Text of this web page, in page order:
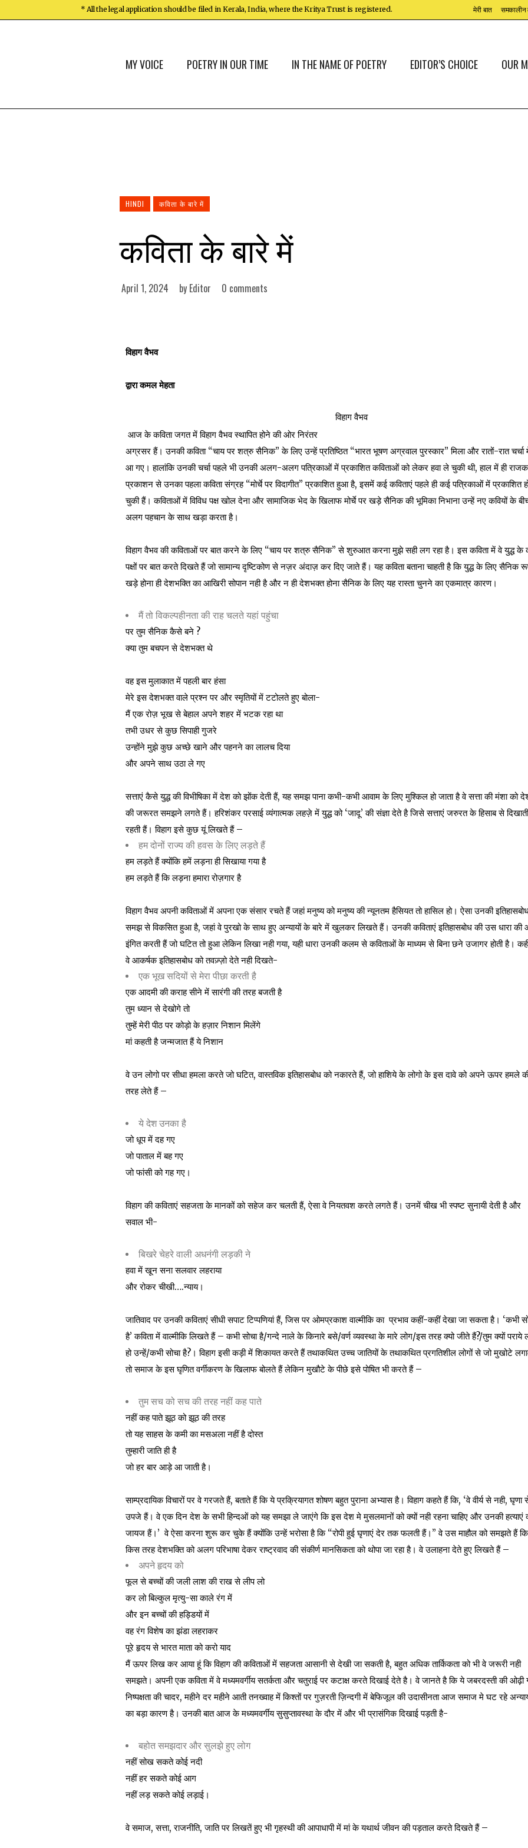
* All the legal application should be filed in Kerala, India, where the Kritya Trust is registered. मेरी बात समकालीन
MY VOICE POETRY IN OUR TIME IN THE NAME OF POETRY EDITOR’S CHOICE OUR
HINDI कविता के बारे में
कविता के बारे में
April 1, 2024 by Editor 0 comments
विहाग वैभव
द्वारा कमल मेहता
विहाग वैभव
आज के कविता जगत में विहाग वैभव स्थापित होने की ओर निरंतर
अग्रसर हैं। उनकी कविता “चाय पर शत्रु सैनिक” के लिए उन्हें प्रतिष्ठित “भारत भूषण अग्रवाल पुरस्कार” मिला और रातों-रात चर्चा
आ गए। हालांकि उनकी चर्चा पहले भी उनकी अलग-अलग पत्रिकाओं में प्रकाशित कविताओं को लेकर हवा ले चुकी थी, हाल में ही
प्रकाशन से उनका पहला कविता संग्रह “मोर्चे पर विदागीत” प्रकाशित हुआ है, इसमें कई कविताएं पहले ही कई पत्रिकाओं में प्रकाशित
चुकी हैं। कविताओं में विविध पक्ष खोल देना और सामाजिक भेद के खिलाफ मोर्चे पर खड़े सैनिक की भूमिका निभाना उन्हें नए कवियों के
अलग पहचान के साथ खड़ा करता है।
विहाग वैभव की कविताओं पर बात करने के लिए “चाय पर शत्रु सैनिक” से शुरुआत करना मुझे सही लग रहा है। इस कविता में वे युद्ध के
पक्षों पर बात करते दिखते हैं जो सामान्य दृष्टिकोण से नज़र अंदाज़ कर दिए जाते हैं। यह कविता बताना चाहती है कि युद्ध के लिए सैनिक
खड़े होना ही देशभक्ति का आखिरी सोपान नही है और न ही देशभक्त होना सैनिक के लिए यह रास्ता चुनने का एकमात्र कारण।
मैं तो विकल्पहीनता की राह चलते यहां पहुंचा
पर तुम सैनिक कैसे बने ?
क्या तुम बचपन से देशभक्त थे
वह इस मुलाकात में पहली बार हंसा
मेरे इस देशभक्त वाले प्रश्न पर और स्मृतियों में टटोलते हुए बोला-
मैं एक रोज़ भूख से बेहाल अपने शहर में भटक रहा था
तभी उधर से कुछ सिपाही गुजरे
उन्होंने मुझे कुछ अच्छे खाने और पहनने का लालच दिया
और अपने साथ उठा ले गए
सत्ताएं कैसे युद्ध की विभीषिका में देश को झोंक देती हैं, यह समझ पाना कभी-कभी आवाम के लिए मुश्किल हो जाता है वे सत्ता की मंशा को
की जरूरत समझने लगते हैं। हरिशंकर परसाई व्यंगात्मक लहज़े में युद्ध को ‘जादू’ की संज्ञा देते है जिसे सत्ताएं जरुरत के हिसाब से दिखाती
रहती हैं। विहाग इसे कुछ यूं लिखते हैं –
हम दोनों राज्य की हवस के लिए लड़ते हैं
हम लड़ते हैं क्योंकि हमें लड़ना ही सिखाया गया है
हम लड़ते हैं कि लड़ना हमारा रोज़गार है
विहाग वैभव अपनी कविताओं में अपना एक संसार रचते हैं जहां मनुष्य को मनुष्य की न्यूनतम हैसियत तो हासिल हो। ऐसा उनकी
समझ से विकसित हुआ है, जहां वे पुरखो के साथ हुए अन्यायों के बारे में खुलकर लिखते हैं। उनकी कविताएं इतिहासबोध की उस धारा की
इंगित करती हैं जो घटित तो हुआ लेकिन लिखा नही गया, यही धारा उनकी कलम से कविताओं के माध्यम से बिना छने उजागर होती है।
वे आकर्षक इतिहासबोध को तवज़्ज़ो देते नही दिखते-
एक भूख सदियों से मेरा पीछा करती है
एक आदमी की कराह सीने में सारंगी की तरह बजती है
तुम ध्यान से देखोगे तो
तुम्हें मेरी पीठ पर कोड़ो के हज़ार निशान मिलेंगे
मां कहती है जन्मजात हैं ये निशान
वे उन लोगो पर सीधा हमला करते जो घटित, वास्तविक इतिहासबोध को नकारते हैं, जो हाशिये के लोगो के इस दावे को अपने ऊपर हमले
तरह लेते हैं –
ये देश उनका है
जो धूप में दह गए
जो पाताल में बह गए
जो फांसी को गह गए।
विहाग की कविताएं सहजता के मानकों को सहेज कर चलती हैं, ऐसा वे नियतवश करते लगते हैं। उनमें चीख भी स्पष्ट सुनायी देती है और
सवाल भी-
बिखरे चेहरे वाली अधनंगी लड़की ने
हवा में खून सना सलवार लहराया
और रोकर चीखी….न्याय।
जातिवाद पर उनकी कविताएं सीधी सपाट टिप्पणियां हैं, जिस पर ओमप्रकाश वाल्मीकि का प्रभाव कहीं-कहीं देखा जा सकता है। ‘कभी
है’ कविता में वाल्मीकि लिखते हैं – कभी सोचा है/गन्दे नाले के किनारे बसे/वर्ण व्यवस्था के मारे लोग/इस तरह क्यो जीते हैं?/तुम क्यों पराये
हो उन्हें/कभी सोचा है?। विहाग इसी कड़ी में शिकायत करते हैं तथाकथित उच्च जातियों के तथाकथित प्रगतिशील लोगों से जो मुखोटे
तो समाज के इस घृणित वर्गीकरण के खिलाफ बोलते हैं लेकिन मुखौटे के पीछे इसे पोषित भी करते हैं –
तुम सच को सच की तरह नहीं कह पाते
नहीं कह पाते झूठ को झूठ की तरह
तो यह साहस के कमी का मसअला नहीं है दोस्त
तुम्हारी जाति ही है
जो हर बार आड़े आ जाती है।
साम्प्रदायिक विचारों पर वे गरजते हैं, बताते हैं कि ये प्रक्रियागत शोषण बहुत पुराना अभ्यास है। विहाग कहते हैं कि, ‘वे वीर्य से नही, घृणा
उपजे हैं। वे एक दिन देश के सभी हिन्दओं को यह समझा ले जाएंगे कि इस देश मे मुसलमानों को क्यों नही रहना चाहिए और उनकी हत्याएं
जायज हैं।’ वे ऐसा करना शुरू कर चुके हैं क्योंकि उन्हें भरोसा है कि “रोपी हुई घृणाएं देर तक फलती हैं।” वे उस माहौल को समझते हैं कि
किस तरह देशभक्ति को अलग परिभाषा देकर राष्ट्रवाद की संकीर्ण मानसिकता को थोपा जा रहा है। वे उलाहना देते हुए लिखते हैं –
अपने हृदय को
फूल से बच्चों की जली लाश की राख से लीप लो
कर लो बिल्कुल मृत्यु-सा काले रंग में
और इन बच्चों की हड्डियों में
वह रंग विशेष का झंडा लहराकर
पूरे हृदय से भारत माता को करो याद
मैं ऊपर लिख कर आया हूं कि विहाग की कविताओं में सहजता आसानी से देखी जा सकती है, बहुत अधिक तार्किकता को भी वे जरूरी नही
समझते। अपनी एक कविता में वे मध्यमवर्गीय सतर्कता और चतुराई पर कटाक्ष करते दिखाई देते है। वे जानते है कि ये जबरदस्ती की ओढ़ी
निष्पक्षता की चादर, महीने दर महीने आती तनख्वाह में किश्तों पर गुज़रती ज़िन्दगी में बेफिजूल की उदासीनता आज समाज मे घट रहे
का बड़ा कारण है। उनकी बात आज के मध्यमवर्गीय सुसुप्तावस्था के दौर में और भी प्रासंगिक दिखाई पड़ती है-
बहोत समझदार और सुलझे हुए लोग
नहीं सोख सकते कोई नदी
नहीं हर सकते कोई आग
नहीं लड़ सकते कोई लड़ाई।
वे समाज, सत्ता, राजनीति, जाति पर लिखतें हुए भी गृहस्थी की आपाधापी में मां के यथार्थ जीवन की पड़ताल करते दिखते हैं –